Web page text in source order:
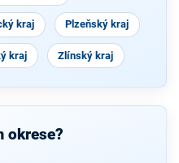
kraj Plzeňský kraj
kraj Zlínský kraj
okrese?